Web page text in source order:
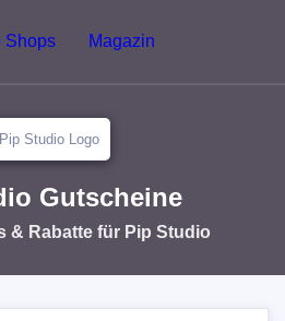
Shops Magazin
Gutscheine
& Rabatte für Pip Studio